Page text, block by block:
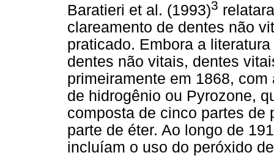
Baratieri et al. (1993)3
clareamento de dentes não
praticado. Embora a
dentes não vitais, dentes
primeiramente em 1868,
de hidrogênio ou Pyrozone,
composta de cinco partes de
parte de éter. Ao longo de
incluíam o uso do peróxido